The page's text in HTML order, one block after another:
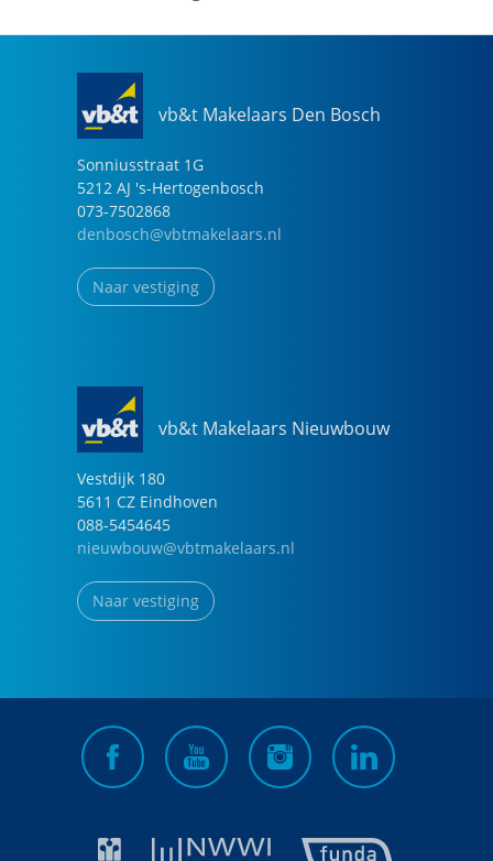
vb&t Makelaars Den Bosch
Sonniusstraat 1G
5212 AJ 's-Hertogenbosch
073-7502868
denbosch@vbtmakelaars.nl
Naar vestiging
vb&t Makelaars Nieuwbouw
Vestdijk 180
5611 CZ Eindhoven
088-5454645
nieuwbouw@vbtmakelaars.nl
Naar vestiging